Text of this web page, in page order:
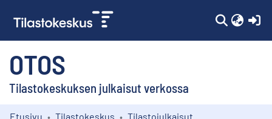
OTOS
Tilastokeskuksen julkaisut verkossa
Etusivu Tilastokeskus
Tilastojulkaisut